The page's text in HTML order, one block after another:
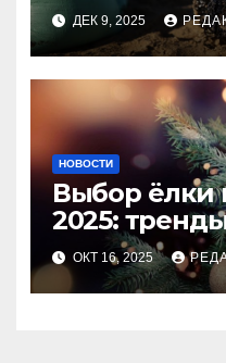
ДЕК 9, 2025
НОВОСТИ
Выбор ёлки
2025:
идеального
ОКТ 16, 2025